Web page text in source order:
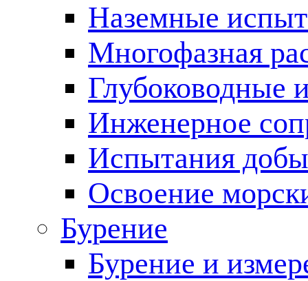
Наземные
Многофазная
Глубоководные
Инженерное
Испытания
Освоение
Бурение
Бурение и